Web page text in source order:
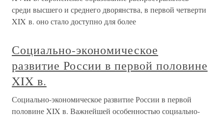
среди высшего и среднего дворянства, в первой четверти
XIX в. оно стало доступно для более
Социально-экономическое
развитие России в первой половине
XIX в.
Социально-экономическое развитие России в первой
половине XIX в. Важнейшей особенностью социально-